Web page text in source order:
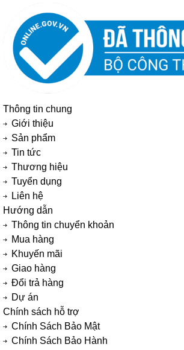
Thông tin chung
Giới thiệu
Sản phẩm
Tin tức
Thương hiệu
Tuyển dụng
Liên hệ
Hướng dẫn
Thông tin chuyển khoản
Mua hàng
Khuyến mãi
Giao hàng
Đổi trả hàng
Dự án
Chính sách hỗ trợ
Chính Sách Bảo Mật
Chính Sách Bảo Hành